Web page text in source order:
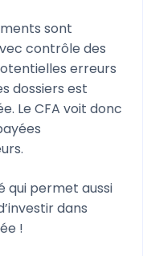
sont
contrôle des
erreurs
dossiers est
Le CFA voit donc
qui permet aussi
dans
!